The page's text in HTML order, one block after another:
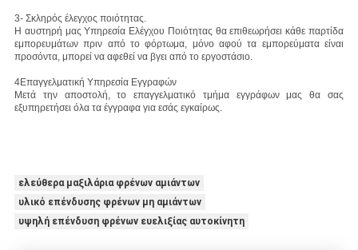
3- Σκληρός έλεγχος ποιότητας.
Η αυστηρή μας Υπηρεσία Ελέγχου Ποιότητας θα επιθεωρήσει κάθε παρτίδα
εμπορευμάτων πριν από το φόρτωμα, μόνο αφού τα εμπορεύματα είναι
προσόντα, μπορεί να αφεθεί να βγει από το εργοστάσιο.
4Επαγγελματική Υπηρεσία Εγγραφών
Μετά την αποστολή, το επαγγελματικό τμήμα εγγράφων μας θα σας
εξυπηρετήσει όλα τα έγγραφα για εσάς εγκαίρως.
ελεύθερα μαξιλάρια φρένων αμιάντων
υλικό επένδυσης φρένων μη αμιάντων
υψηλή επένδυση φρένων ευελιξίας αυτοκίνητη